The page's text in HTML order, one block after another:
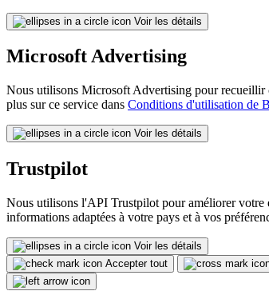
Voir les détails
Microsoft Advertising
Nous utilisons Microsoft Advertising pour recueillir
plus sur ce service dans Conditions d'utilisation de
Voir les détails
Trustpilot
Nous utilisons l'API Trustpilot pour améliorer votre
informations adaptées à votre pays et à vos
Voir les détails
Accepter tout